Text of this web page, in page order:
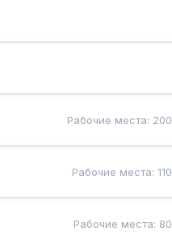
Рабочие места: 200
Рабочие места:110
Рабочие места: 80